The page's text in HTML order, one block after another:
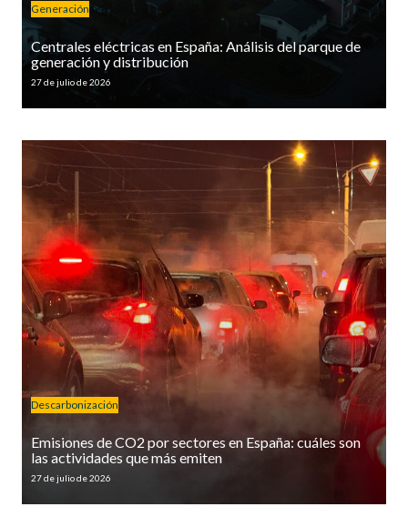
Generación
Centrales eléctricas en España: Análisis del parque de
generación y distribución
27 de julio de 2026
Descarbonización
Emisiones de CO2 por sectores en España: cuáles son
las actividades que más emiten
27 de julio de 2026